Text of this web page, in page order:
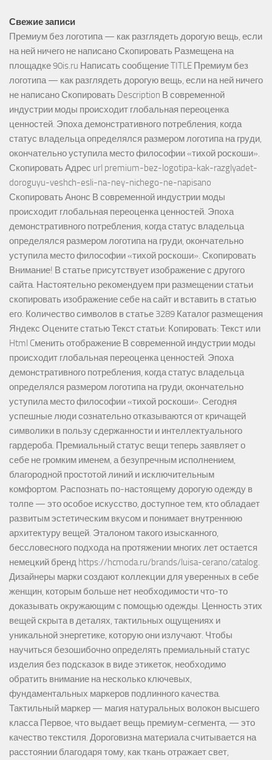
Свежие записи
Премиум без логотипа — как разглядеть дорогую вещь, если
на ней ничего не написано Скопировать Размещена на
площадке 90is.ru Написать сообщение TITLE Премиум без
логотипа — как разглядеть дорогую вещь, если на ней ничего
не написано Скопировать Description В современной
индустрии моды происходит глобальная переоценка
ценностей. Эпоха демонстративного потребления, когда
статус владельца определялся размером логотипа на груди,
окончательно уступила место философии «тихой роскоши».
Скопировать Адрес url premium-bez-logotipa-kak-razglyadet-
doroguyu-veshch-esli-na-ney-nichego-ne-napisano
Скопировать Анонс В современной индустрии моды
происходит глобальная переоценка ценностей. Эпоха
демонстративного потребления, когда статус владельца
определялся размером логотипа на груди, окончательно
уступила место философии «тихой роскоши». Скопировать
Внимание! В статье присутствует изображение с другого
сайта. Настоятельно рекомендуем при размещении статьи
скопировать изображение себе на сайт и вставить в статью
его. Количество символов в статье 3289 Каталог размещения
Яндекс Оцените статью Текст статьи: Копировать: Текст или
Html Cменить отображение В современной индустрии моды
происходит глобальная переоценка ценностей. Эпоха
демонстративного потребления, когда статус владельца
определялся размером логотипа на груди, окончательно
уступила место философии «тихой роскоши». Сегодня
успешные люди сознательно отказываются от кричащей
символики в пользу сдержанности и интеллектуального
гардероба. Премиальный статус вещи теперь заявляет о
себе не громким именем, а безупречным исполнением,
благородной простотой линий и исключительным
комфортом. Распознать по-настоящему дорогую одежду в
толпе — это особое искусство, доступное тем, кто обладает
развитым эстетическим вкусом и понимает внутреннюю
архитектуру вещей. Эталоном такого изысканного,
бессловесного подхода на протяжении многих лет остается
немецкий бренд https://hcmoda.ru/brands/luisa-cerano/catalog.
Дизайнеры марки создают коллекции для уверенных в себе
женщин, которым больше нет необходимости что-то
доказывать окружающим с помощью одежды. Ценность этих
вещей скрыта в деталях, тактильных ощущениях и
уникальной энергетике, которую они излучают. Чтобы
научиться безошибочно определять премиальный статус
изделия без подсказок в виде этикеток, необходимо
обратить внимание на несколько ключевых,
фундаментальных маркеров подлинного качества.
Тактильный маркер — магия натуральных волокон высшего
класса Первое, что выдает вещь премиум-сегмента, — это
качество текстиля. Дороговизна материала считывается на
расстоянии благодаря тому, как ткань отражает свет,